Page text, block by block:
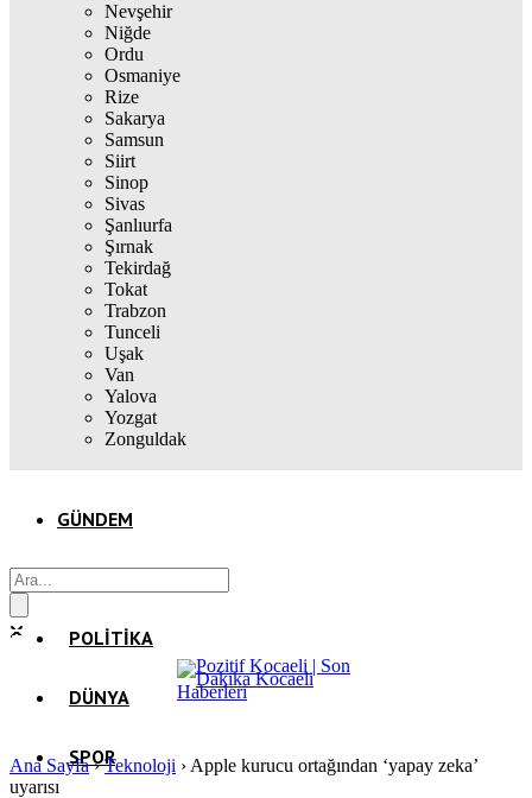
Nevşehir
Niğde
Ordu
Osmaniye
Rize
Sakarya
Samsun
Siirt
Sinop
Sivas
Şanlıurfa
Şırnak
Tekirdağ
Tokat
Trabzon
Tunceli
Uşak
Van
Yalova
Yozgat
Zonguldak
GÜNDEM
POLITIKA
DÜNYA
SPOR
Ana Sayfa›Teknoloji › Apple kurucu ortağından ‘yapay zeka’
uyarısı